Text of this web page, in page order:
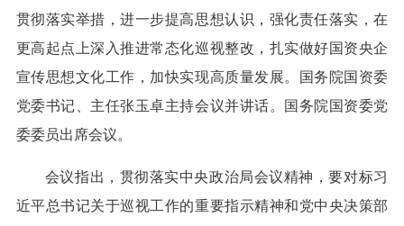
贯彻落实举措，进一步提高思想认识，强化责任落实，在
更高起点上深入推进常态化巡视整改，扎实做好国资央企
宣传思想文化工作，加快实现高质量发展。国务院国资委
党委书记、主任张玉卓主持会议并讲话。国务院国资委党
委委员出席会议。
会议指出，贯彻落实中央政治局会议精神，要对标习
近平总书记关于巡视工作的重要指示精神和党中央决策部